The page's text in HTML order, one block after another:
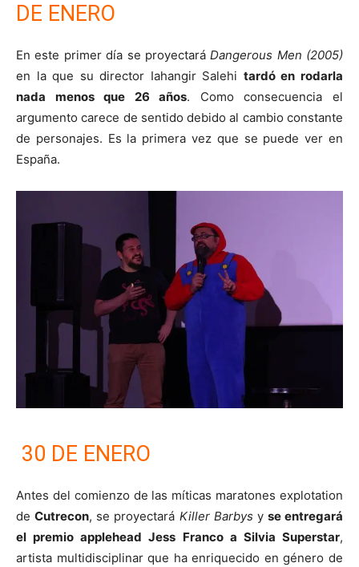
DE ENERO
En este primer día se proyectaráDangerous Men (2005)
en la que su director Iahangir Salehi tardó en rodarla
nada menos que 26 años. Como consecuencia el
argumento carece de sentido debido al cambio constante
de personajes. Es la primera vez que se puede ver en
España.
30 DE ENERO
Antes del comienzo de las míticas maratones explotation
deCutrecon, se proyectará Killer Barbys y se entregará
el premio applehead Jess Franco a Silvia Superstar,
artista multidisciplinar que ha enriquecido en género de